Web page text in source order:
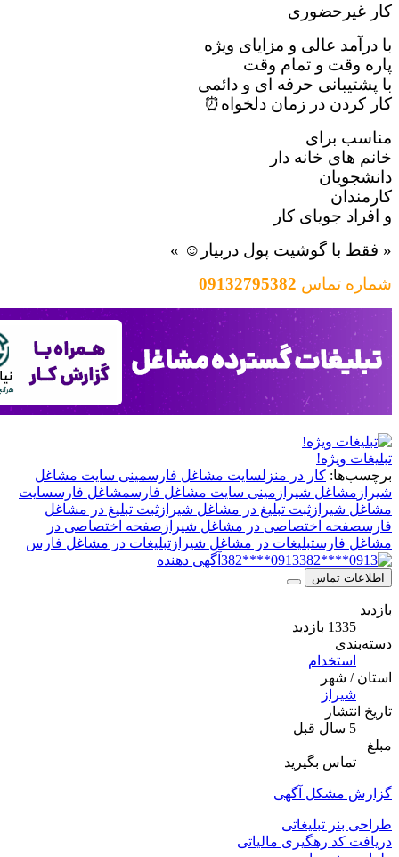
عالی و مزایای ویژه
و تمام وقت
حرفه ای و دائمی
در زمان دلخواه⏰
خانه دار
جویای کار
گوشیت پول دربیار☺️ »
09132795382
کار در منزلسایت مشاغل فارسمینی سایت مشاغل
شیرازمینی سایت مشاغل فارسمشاغل فارسسایت
ثبت تبلیغ در مشاغل شیرازثبت تبلیغ در مشاغل
اختصاصی در مشاغل شیرازصفحه اختصاصی در
تبلیغات در مشاغل شیرازتبلیغات در مشاغل فارس
0913****382
آگهی دهنده
تماس
بگیرید
آگهی
تبلیغاتی
رهگیری مالیاتی